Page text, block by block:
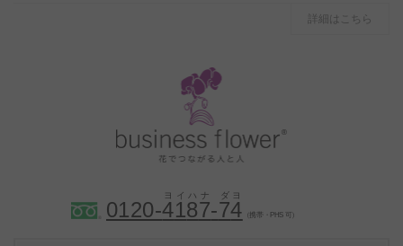
詳細はこちら
0120-4187-74 （携帯・PHS 可）